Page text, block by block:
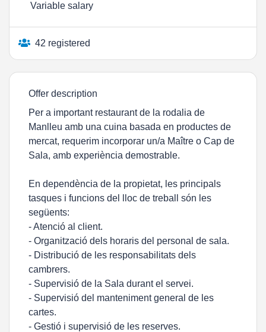
Variable salary
42 registered
Offer description
Per a important restaurant de la rodalia de
Manlleu amb una cuina basada en productes de
mercat, requerim incorporar un/a Maître o Cap de
Sala, amb experiència demostrable.
En dependència de la propietat, les principals
tasques i funcions del lloc de treball són les
següents:
- Atenció al client.
- Organització dels horaris del personal de sala.
- Distribució de les responsabilitats dels
cambrers.
- Supervisió de la Sala durant el servei.
- Supervisió del manteniment general de les
cartes.
- Gestió i supervisió de les reserves.